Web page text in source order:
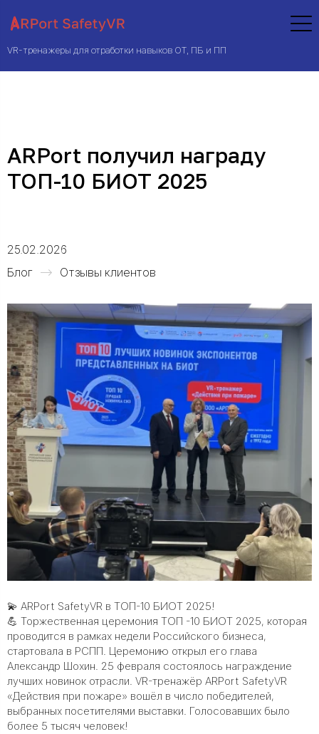
VR-тренажеры для отработки навыков ОТ, ПБ и ПП
ARPort получил награду
ТОП-10 БИОТ 2025
25.02.2026
Блог
Отзывы клиентов
💫 ARPort SafetyVR в ТОП-10 БИОТ 2025!
💪 Торжественная церемония ТОП -10 БИОТ 2025, которая
проводится в рамках недели Российского бизнеса,
стартовала в РСПП. Церемонию открыл его глава
Александр Шохин. 25 февраля состоялось награждение
лучших новинок отрасли. VR-тренажёр ARPort SafetyVR
«Действия при пожаре» вошёл в число победителей,
выбранных посетителями выставки. Голосовавших было
более 5 тысяч человек!